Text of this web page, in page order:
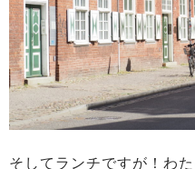
そしてランチですが！わ